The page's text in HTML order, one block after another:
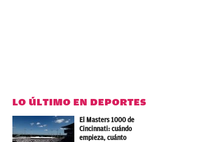
LO ÚLTIMO EN DEPORTES
El Masters 1000 de
Cincinnati: cuándo
empieza, cuánto